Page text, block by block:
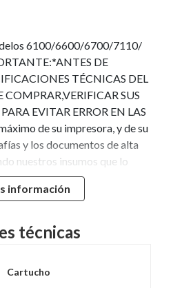
6100/6600/6700/7110/
DE
TÉCNICAS DEL
SUS
EVITAR ERROR EN LAS
de su impresora, y de su
y los documentos de alta
nuestros insumos que lo
su impresora brinde los
sus proyectos con
sin tinta en el momento
información
técnicas
Cartucho